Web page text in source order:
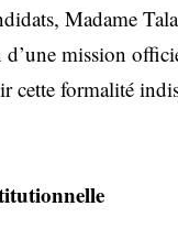
Madame
mission
cette formalité